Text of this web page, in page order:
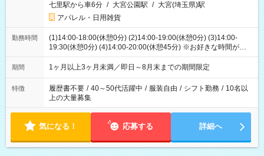
七里駅から車6分 / 大宮公園駅 / 大宮(埼玉県)駅
アパレル・日用雑貨
勤務時間
(1)14:00-18:00(休憩0分) (2)14:00-19:00(休憩0分) (3)14:00-
19:30(休憩0分) (4)14:00-20:00(休憩45分) ※お好きな時間が選べ
ます
期間 1ヶ月以上3ヶ月未満／即日～8月末までの期間限定
特徴 履歴書不要 / 40～50代活躍中 / 服装自由 / シフト勤務 / 10名以
上の大量募集
気になる！ 応募する 詳細へ